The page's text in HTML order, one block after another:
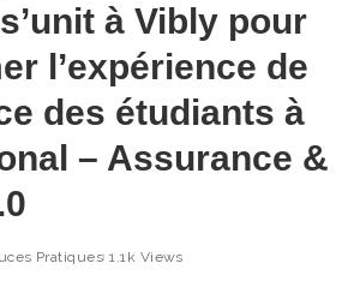
à Vibly pour
l’expérience de
des étudiants à
– Assurance &
Pratiques 1.1k Views